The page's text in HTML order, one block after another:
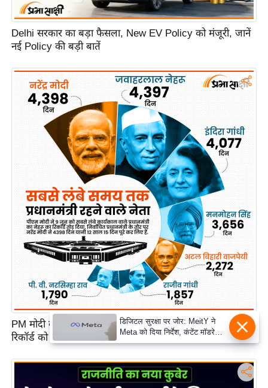
Delhi सरकार का बड़ा फैसला, New EV Policy को मंजूरी, जानें
नई Policy की बड़ी बातें
PM मोदी के 12 साल, सबसे लंबी अवधि तक चुने हुए पीएम रहने के
रिकॉर्ड को तोड़ा